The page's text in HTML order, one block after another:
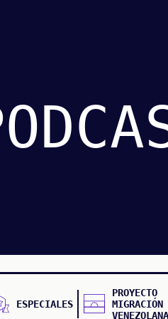
ESPECIALES
PROYECTO
MIGRACIÓN
VENEZOLANA